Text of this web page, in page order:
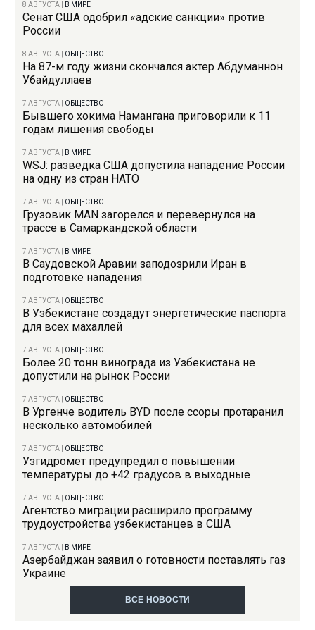
8 АВГУСТА В МИРЕ
Сенат США одобрил «адские санкции» против
России
8 АВГУСТА ОБЩЕСТВО
На 87-м году жизни скончался актер Абдуманнон
Убайдуллаев
7 АВГУСТА ОБЩЕСТВО
Бывшего хокима Намангана приговорили к 11
годам лишения свободы
7 АВГУСТА В МИРЕ
WSJ: разведка США допустила нападение России
на одну из стран НАТО
7 АВГУСТА ОБЩЕСТВО
Грузовик MAN загорелся и перевернулся на
трассе в Самаркандской области
7 АВГУСТА В МИРЕ
В Саудовской Аравии заподозрили Иран в
подготовке нападения
7 АВГУСТА ОБЩЕСТВО
В Узбекистане создадут энергетические паспорта
для всех махаллей
7 АВГУСТА ОБЩЕСТВО
Более 20 тонн винограда из Узбекистана не
допустили на рынок России
7 АВГУСТА ОБЩЕСТВО
В Ургенче водитель BYD после ссоры протаранил
несколько автомобилей
7 АВГУСТА ОБЩЕСТВО
Узгидромет предупредил о повышении
температуры до +42 градусов в выходные
7 АВГУСТА ОБЩЕСТВО
Агентство миграции расширило программу
трудоустройства узбекистанцев в США
7 АВГУСТА В МИРЕ
Азербайджан заявил о готовности поставлять газ
Украине
ВСЕ НОВОСТИ